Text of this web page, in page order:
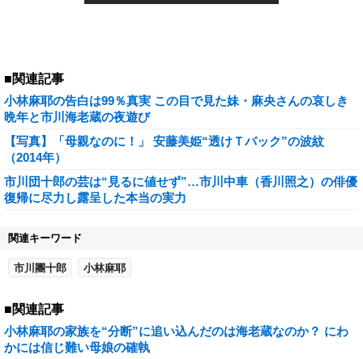
■関連記事
小林麻耶の告白は99％真実 この目で見た妹・麻央さんの哀しき
晩年と市川海老蔵の夜遊び
【写真】「母親なのに！」 安藤美姫“透けＴバック”の波紋
（2014年）
市川団十郎の芸は“見るに値せず”…市川中車（香川照之）の俳優
復帰に尽力し露呈した本当の実力
関連キーワード
市川團十郎 小林麻耶
■関連記事
小林麻耶の家族を“分断”に追い込んだのは海老蔵なのか？ にわ
かには信じ難い母娘の確執